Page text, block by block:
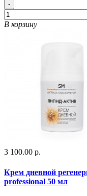
-
В корзину
3 100.00 р.
Крем дневной
professional 50 мл